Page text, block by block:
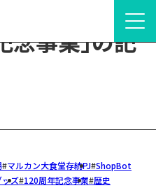
念事業」の記
マルカン大食堂存続PJ ShopBot
ッズ 120周年記念事業 歴史